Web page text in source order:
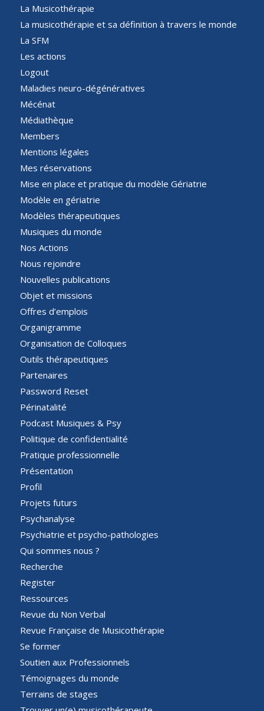
La Musicothérapie
La musicothérapie et sa définition à travers le monde
La SFM
Les actions
Logout
Maladies neuro-dégénératives
Mécénat
Médiathèque
Members
Mentions légales
Mes réservations
Mise en place et pratique du modèle Gériatrie
Modèle en gériatrie
Modèles thérapeutiques
Musiques du monde
Nos Actions
Nous rejoindre
Nouvelles publications
Objet et missions
Offres d’emplois
Organigramme
Organisation de Colloques
Outils thérapeutiques
Partenaires
Password Reset
Périnatalité
Podcast Musiques & Psy
Politique de confidentialité
Pratique professionnelle
Présentation
Profil
Projets futurs
Psychanalyse
Psychiatrie et psycho-pathologies
Qui sommes nous ?
Recherche
Register
Ressources
Revue du Non Verbal
Revue Française de Musicothérapie
Se former
Soutien aux Professionnels
Témoignages du monde
Terrains de stages